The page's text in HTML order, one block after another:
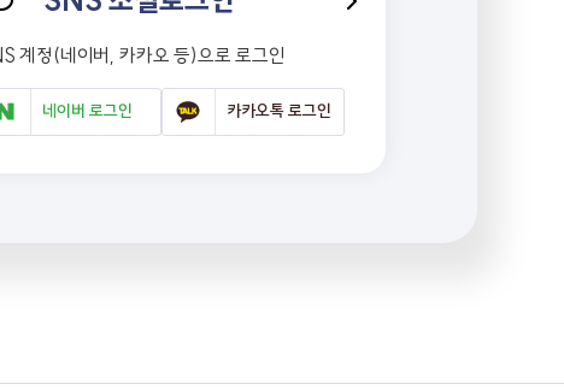
계정(네이버, 카카오 등)으로 로그인
네이버 로그인 카카오톡 로그인